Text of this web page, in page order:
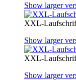
Show larger
XXL-
Show larger
XXL-
Show larger